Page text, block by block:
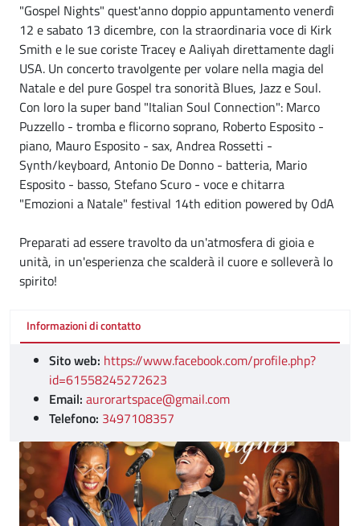
"Gospel Nights" quest'anno doppio appuntamento venerdì
12 e sabato 13 dicembre, con la straordinaria voce di Kirk
Smith e le sue coriste Tracey e Aaliyah direttamente dagli
USA. Un concerto travolgente per volare nella magia del
Natale e del pure Gospel tra sonorità Blues, Jazz e Soul.
Con loro la super band "Italian Soul Connection": Marco
Puzzello - tromba e flicorno soprano, Roberto Esposito -
piano, Mauro Esposito - sax, Andrea Rossetti -
Synth/keyboard, Antonio De Donno - batteria, Mario
Esposito - basso, Stefano Scuro - voce e chitarra
"Emozioni a Natale" festival 14th edition powered by OdA
Preparati ad essere travolto da un'atmosfera di gioia e
unità, in un'esperienza che scalderà il cuore e solleverà lo
spirito!
Informazioni di contatto
Sito web: https://www.facebook.com/profile.php?
id=61558245272623
Email: aurorartspace@gmail.com
Telefono: 3497108357